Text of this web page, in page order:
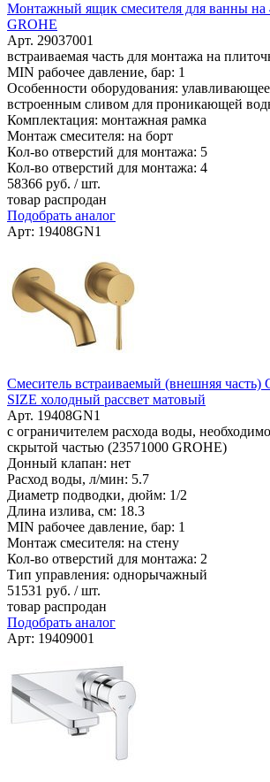
Монтажный ящик смесителя для ванны на
GROHE
Арт. 29037001
встраиваемая часть для монтажа на
MIN рабочее давление, бар: 1
Особенности оборудования:
встроенным сливом для проникающей
Комплектация: монтажная рамка
Монтаж смесителя: на борт
Кол-во отверстий для монтажа: 5
Кол-во отверстий для монтажа: 4
58366 руб. / шт.
товар распродан
Подобрать аналог
Арт: 19408GN1
Смеситель встраиваемый (внешняя часть)
SIZE холодный рассвет матовый
Арт. 19408GN1
с ограничителем расхода воды,
скрытой частью (23571000 GROHE)
Донный клапан: нет
Расход воды, л/мин: 5.7
Диаметр подводки, дюйм: 1/2
Длина излива, см: 18.3
MIN рабочее давление, бар: 1
Монтаж смесителя: на стену
Кол-во отверстий для монтажа: 2
Тип управления: однорычажный
51531 руб. / шт.
товар распродан
Подобрать аналог
Арт: 19409001